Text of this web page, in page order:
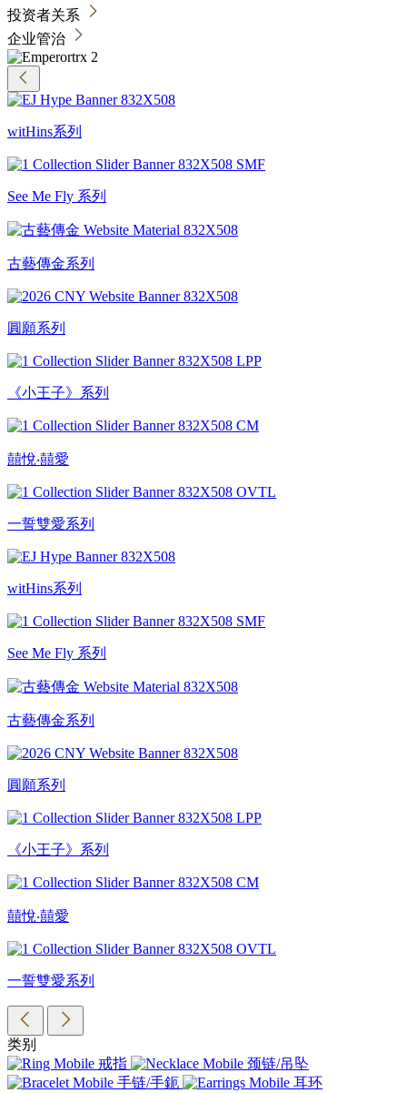
投资者关系
企业管治
witHins系列
See Me Fly 系列
古藝傳金系列
圓願系列
《小王子》系列
囍悅‧囍愛
一誓雙愛系列
witHins系列
See Me Fly 系列
古藝傳金系列
圓願系列
《小王子》系列
囍悅‧囍愛
一誓雙愛系列
类别
戒指
颈链/吊坠
手链/手鈪
耳环